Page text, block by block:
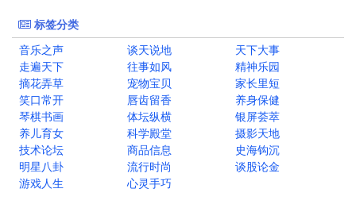
标签分类
音乐之声
谈天说地
天下大事
走遍天下
往事如风
精神乐园
摘花弄草
宠物宝贝
家长里短
笑口常开
唇齿留香
养身保健
琴棋书画
体坛纵横
银屏荟萃
养儿育女
科学殿堂
摄影天地
技术论坛
商品信息
史海钩沉
明星八卦
流行时尚
谈股论金
游戏人生
心灵手巧